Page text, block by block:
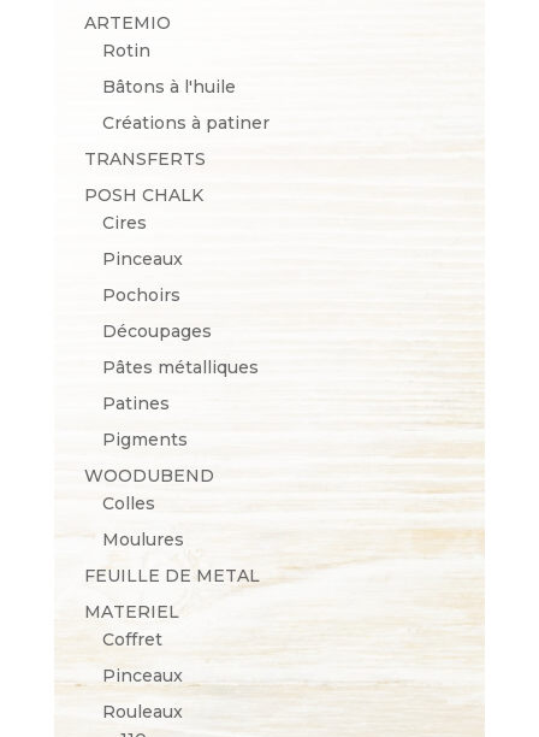
ARTEMIO
Rotin
Bâtons à l'huile
Créations à patiner
TRANSFERTS
POSH CHALK
Cires
Pinceaux
Pochoirs
Découpages
Pâtes métalliques
Patines
Pigments
WOODUBEND
Colles
Moulures
FEUILLE DE METAL
MATERIEL
Coffret
Pinceaux
Rouleaux